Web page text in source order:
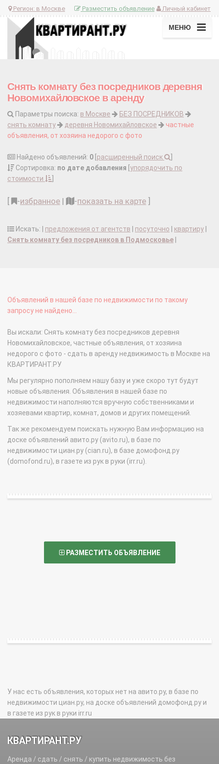
Регион: в Москве Личный кабинет
Разместить объявление
МЕНЮ
Снять комнату без посредников деревня
Новомихайловское в аренду
Параметры поиска: в Москве
БЕЗ ПОСРЕДНИКОВ
снять комнату
деревня Новомихайловское
частные
объявления, от хозяина недорого с фото
Найдено объявлений: 0 расширенный поиск
Сортировка: по дате добавления упорядочить по
стоимости
-избранное | -показать на карте
Искать: | предложения от агентств посуточно квартиру
Снять комнату без посредников в Подмосковье
Объявлений в нашей базе по недвижимости по такому
запросу не найдено...
Вы искали: Снять комнату без посредников деревня
Новомихайловское, частные объявления, от хозяина
недорого с фото - сдать в аренду недвижимость в Москве на
КВАРТИРАНТ.РУ
Мы регулярно пополняем нашу базу и уже скоро тут будут
новые объявления. Объявления в нашей базе по
недвижимости наполняются вручную собственниками и
хозяевами квартир, комнат, домов и других помещений.
Так же рекомендуем поискать нужную Вам информацию на
доске объявлений авито.ру (avito.ru), в базе по
недвижимости циан.ру (cian.ru), в базе домофонд.ру
(domofond.ru), в газете из рук в руки (irr.ru).
РАЗМЕСТИТЬ ОБЪЯВЛЕНИЕ
У нас есть объявления, которых нет на авито.ру, в базе по
недвижимости циан.ру, на доске объявлений домофонд.ру и
в газете из рук в руки irr.ru
КВАРТИРАНТ.РУ
Аренда / сдать / снять / купить недвижимость без